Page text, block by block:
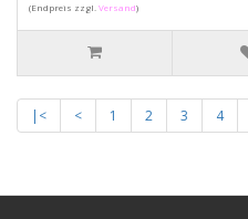
(Endpreis zzgl.Versand)
|< < 1 2 3 4